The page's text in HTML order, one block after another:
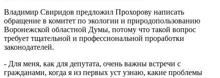
Владимир Свиридов предложил Прохорову написать
обращение в комитет по экологии и природопользованию
Воронежской областной Думы, потому что такой вопрос
требует тщательной и профессиональной проработки
законодателей.
- Для меня, как для депутата, очень важны встречи с
гражданами, когда я из первых уст узнаю, какие проблемы